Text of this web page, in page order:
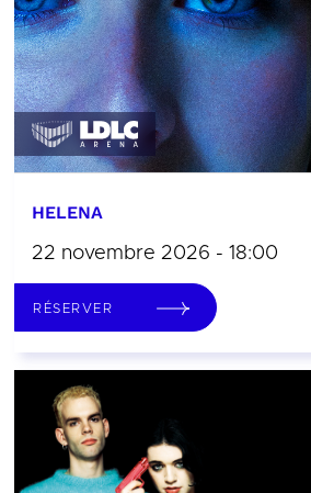
HELENA
22 novembre 2026 - 18:00
RÉSERVER